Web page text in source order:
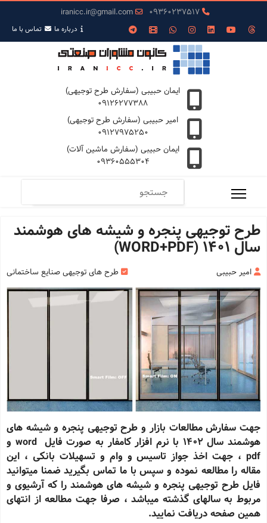
09360237517
iranicc.ir@gmail.com
درباره ما تمـاس با ما
ایمان حبیبی (سفارش طرح توجیهی)
09126277388
امیر حبیبی (سفارش طرح توجیهی)
09127975250
ایمان حبیبی (سفارش ماشین آلات)
09360555304
طرح توجیهی پنجره و شیشه های هوشمند
سال 1401 (WORD+PDF)
امیر حبیبی طرح های توجیهی صنایع ساختمانی
جهت سفارش مطالعات بازار و طرح توجیهی پنجره و شیشه های
هوشمند سال 1402 با نرم افزار کامفار به صورت فایل word و
pdf ، جهت اخذ جواز تاسیس و وام و تسهیلات بانکی ، این
مقاله را مطالعه نموده و سپس با ما تماس بگیرید ضمنا میتوانید
فایل طرح توجیهی پنجره و شیشه های هوشمند را که آرشیوی و
مربوط به سالهای گذشته میباشد ، صرفا جهت مطالعه از انتهای
همین صفحه دریافت نمایید.